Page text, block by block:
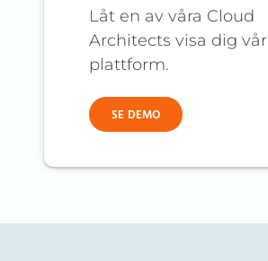
Låt en av våra Cloud
Architects visa dig vår
plattform.
SE DEMO